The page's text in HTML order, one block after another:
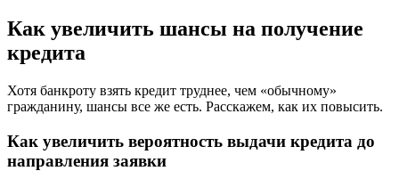
Как увеличить шансы на получение
кредита
Хотя банкроту взять кредит труднее, чем «обычному»
гражданину, шансы все же есть. Расскажем, как их повысить.
Как увеличить вероятность выдачи кредита до
направления заявки